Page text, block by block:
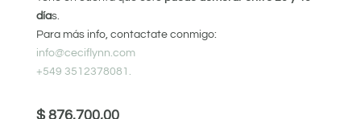
días.
Para más info, contactate conmigo:
info@ceciflynn.com
+549 3512378081.
$876.700,00